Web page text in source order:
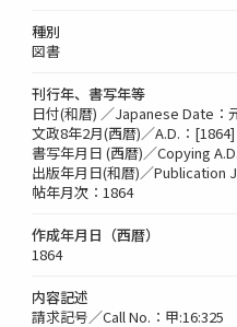
種別
図書
刊行年、書写年等
日付(和暦) ／Japanese Date：
文政8年2月(西暦)／A.D.：[1864]
書写年月日 (西暦)／Copying
出版年月日(和暦)／Publication
帖年月次：1864
作成年月日（西暦）
1864
内容記述
請求記号／Call No.：甲:16:325